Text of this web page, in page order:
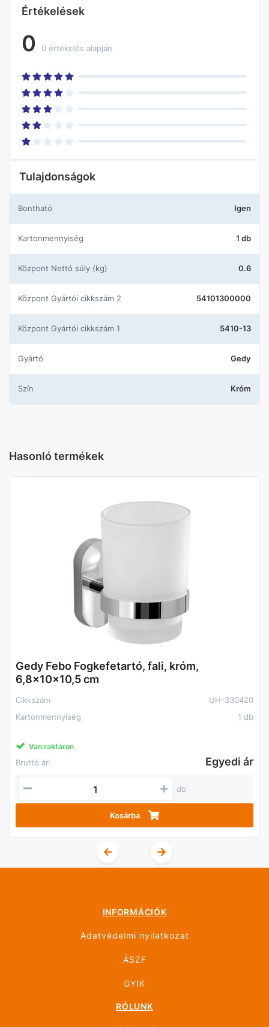
Értékelések
0 0 értékelés alapján
Tulajdonságok
Bontható Igen
Kartonmennyiség 1 db
központ Nettó súly (kg) 0.6
központ Gyártói cikkszám 2 54101300000
központ Gyártói cikkszám 1 5410-13
Gyártó Gedy
Szín Króm
Hasonló termékek
Gedy Febo Fogkefetartó, fali, króm,
6,8x10x10,5 cm
Cikkszám
UH-330420
Kartonmennyiség
1 db
Van raktáron
Bruttó ár: Egyedi ár
db
Kosárba
INFORMÁCIÓK
Adatvédelmi nyilatkozat
ÁSZF
GYIK
RÓLUNK